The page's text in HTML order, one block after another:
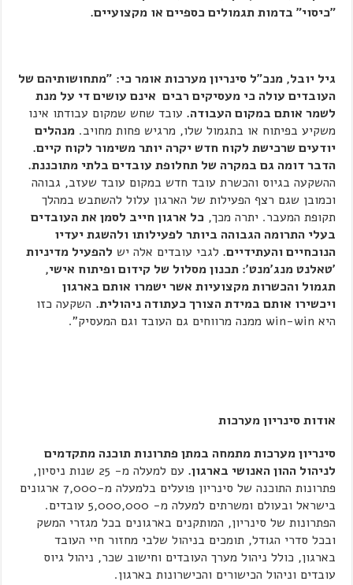
"כיסוי" בדמות תגמולים כספיים או מקצועיים.
גיל יובל, מנכ"ל סינריון מערכות אומר כי: "מתחושותיהם של
העובדים עולה כי מעסיקים רבים אינם עושים די על מנת
לשמר אותם במקום העבודה. עובד שחש שמקום עבודתו אינו
משקיע בפיתוח או בתגמול שלו, מרגיש פחות מחויב.מנהלים
יודעים שרכישת לקוח חדש יקרה יותר משימור לקוח קיים.
הדבר דומה גם במקרה של תחלופת עובדים בלתי מתוכננת.
ההשקעה בגיוס והכשרת עובד חדש במקום עובד שעזב, גבוהה
וכמובן שגם רצף הפעילות של הארגון עלול להשתבש במהלך
תקופת המעבר. יתרה מכך,כל ארגון חייב לסמן את העובדים
בעלי התרומה הגבוהה ביותר לפעילותו ולהשגת יעדיו
הנוכחיים והעתידיים. לגבי עובדים אלה יש להפעיל מדיניות
'טאלנט מנג'מנט': תכנון מסלול של קידום ופיתוח אישי,
תגמול והכשרות מקצועיות אשר ישמרו אותם בארגון
ויכשירו אותם במידת הצורך כעתודה ניהולית. השקעה כזו
היא win-win ממנה מרווחים גם העובד וגם המעסיק".
אודות סינריון מערכות
סינריון מערכות מתמחה במתן פתרונות תוכנה מתקדמים
לניהול ההון האנושי בארגון.
עם למעלה מ- 25 שנות ניסיון,
פתרונות התוכנה של סינריון פועלים בלמעלה מ-7,000 ארגונים
בישראל ובעולם ומשרתים למעלה מ- 5,000,000 עובדים.
הפתרונות של סינריון, המותקנים בארגונים בכל מגזרי המשק
ובכל סדרי הגודל, תומכים בניהול שלבי מחזור חיי העובד
בארגון, כולל ניהול מערך העובדים וחישוב שכר, ניהול גיוס
עובדים וניהול הכישורים והכישרונות בארגון.